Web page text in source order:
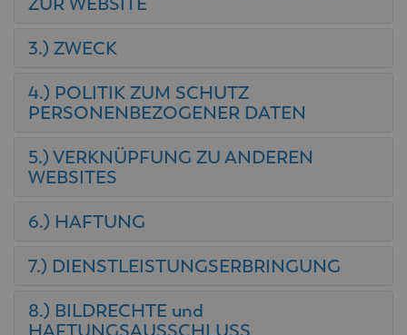
3.) ZWECK
4.) POLITIK ZUM SCHUTZ
PERSONENBEZOGENER DATEN
5.) VERKNÜPFUNG ZU ANDEREN
WEBSITES
6.) HAFTUNG
7.) DIENSTLEISTUNGSERBRINGUNG
8.) BILDRECHTE und
HAFTUNGSAUSSCHLUSS